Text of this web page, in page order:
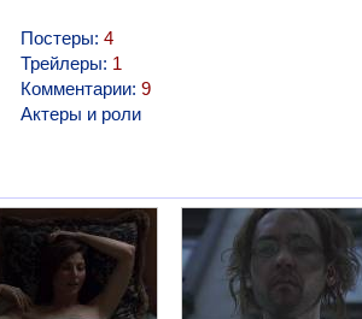
Постеры: 4
Трейлеры: 1
Комментарии: 9
Актеры и роли